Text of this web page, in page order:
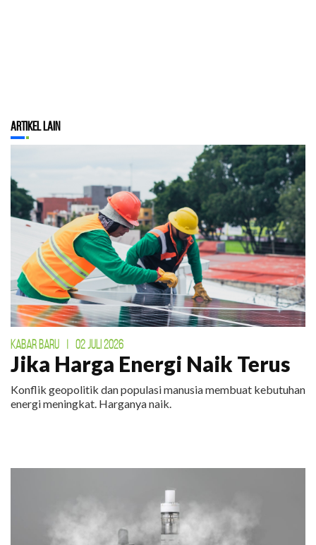
Artikel Lain
KABAR BARU 02 JULI 2026
Jika Harga Energi Naik Terus
Konflik geopolitik dan populasi manusia membuat kebutuhan
energi meningkat. Harganya naik.